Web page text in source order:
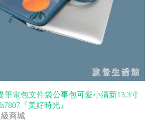
筆電包文件袋公事包可愛小清新13.3寸
『美好時光』
級商城